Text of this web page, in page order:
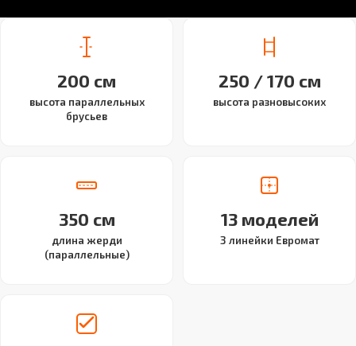
200 см
высота параллельных
брусьев
250 / 170 см
высота разновысоких
350 см
длина жерди
(параллельные)
13 моделей
3 линейки Евромат